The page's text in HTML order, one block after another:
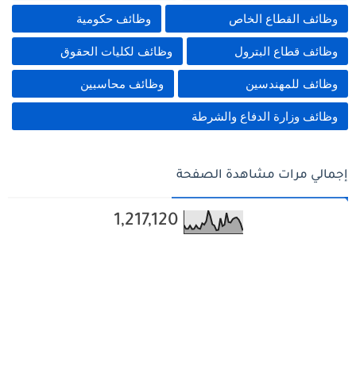
وظائف القطاع الخاص وظائف حكومية
وظائف قطاع البترول وظائف لكليات الحقوق
وظائف للمهندسين وظائف محاسبين
وظائف وزارة الدفاع والشرطة
إجمالي مرات مشاهدة الصفحة
1,217,120